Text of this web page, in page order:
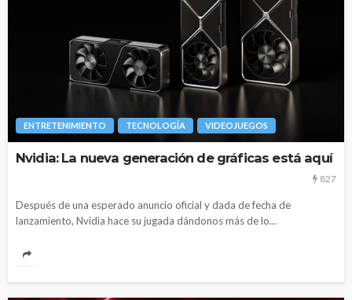
ENTRETENIMIENTO TECNOLOGÍA VIDEOJUEGOS
Nvidia: La nueva generación de gráficas está aquí
827
Después de una esperado anuncio oficial y dada de fecha de
lanzamiento, Nvidia hace su jugada dándonos más de lo...